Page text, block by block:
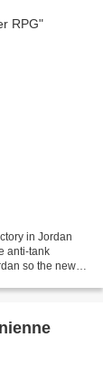
in Jordan
anti-tank
so the new